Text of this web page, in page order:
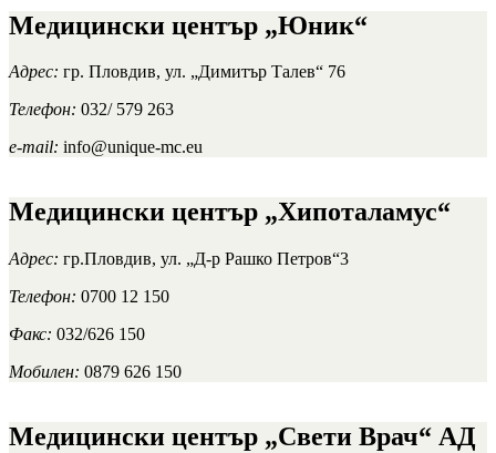
Медицински център „Юник“
Адрес: гр. Пловдив, ул. „Димитър Талев“ 76
Телефон: 032/ 579 263
e-mail: info@unique-mc.eu
Медицински център „Хипоталамус“
Адрес: гр.Пловдив, ул. „Д-р Рашко Петров“3
Телефон: 0700 12 150
Факс: 032/626 150
Мобилен: 0879 626 150
Медицински център „Свети Врач“ АД